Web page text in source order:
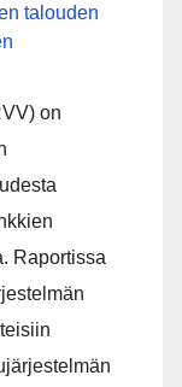
talouden
on
Raportissa